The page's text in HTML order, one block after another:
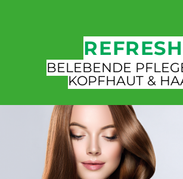
REFRESH
BELEBENDE
KOPFHAUT &